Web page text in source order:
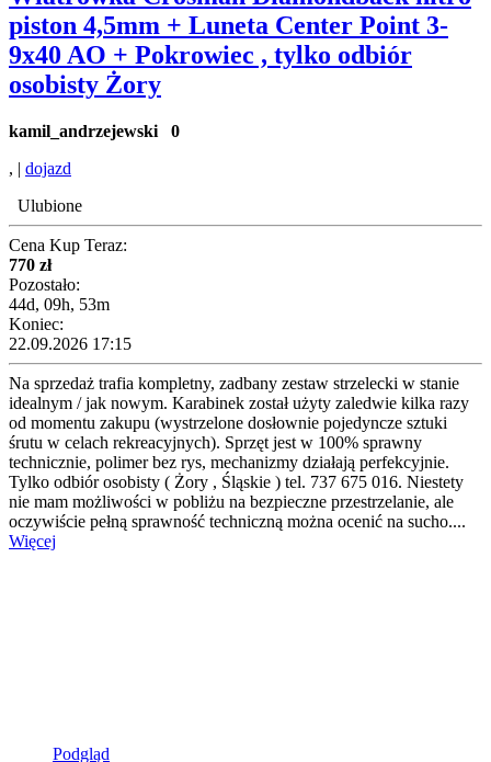
piston 4,5mm + Luneta Center Point 3-
9x40 AO + Pokrowiec , tylko odbiór
osobisty Żory
kamil_andrzejewski 0
, | dojazd
Ulubione
Cena Kup Teraz:
770 zł
Pozostało:
44d, 09h, 53m
Koniec:
22.09.2026 17:15
Na sprzedaż trafia kompletny, zadbany zestaw strzelecki w stanie
idealnym / jak nowym. Karabinek został użyty zaledwie kilka razy
od momentu zakupu (wystrzelone dosłownie pojedyncze sztuki
śrutu w celach rekreacyjnych). Sprzęt jest w 100% sprawny
technicznie, polimer bez rys, mechanizmy działają perfekcyjnie.
Tylko odbiór osobisty ( Żory , Śląskie ) tel. 737 675 016. Niestety
nie mam możliwości w pobliżu na bezpieczne przestrzelanie, ale
oczywiście pełną sprawność techniczną można ocenić na sucho....
Więcej
Podgląd